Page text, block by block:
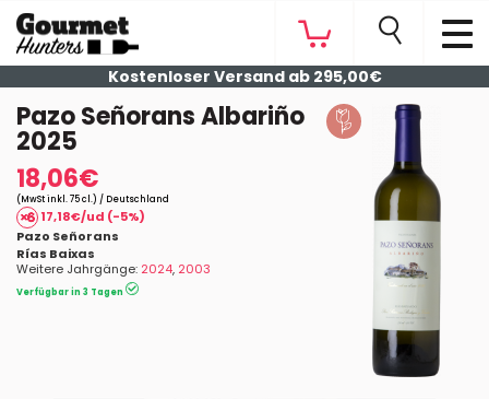
Kostenloser Versand ab 295,00€
Pazo Señorans Albariño
2025
18,06€
(MwSt inkl. 75 cl.) / Deutschland
17,18€/ud (-5%)
Pazo Señorans
Rías Baixas
Weitere Jahrgänge: 2024, 2003
Verfügbar in 3 Tagen